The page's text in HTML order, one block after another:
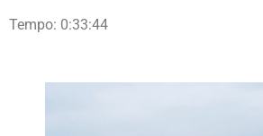
Tempo: 0:33:44